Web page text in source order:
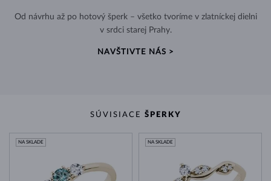
Od návrhu až po hotový šperk – všetko tvoríme v zlatníckej dielni
v srdci starej Prahy.
NAVŠTIVTE NÁS >
SÚVISIACE ŠPERKY
NA SKLADE NA SKLADE